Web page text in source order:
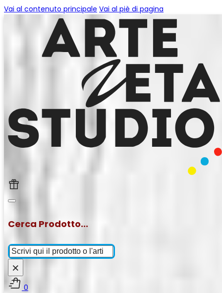
Vai al contenuto principale Vai al piè di pagina
Cerca Prodotto...
Cerca
×
0